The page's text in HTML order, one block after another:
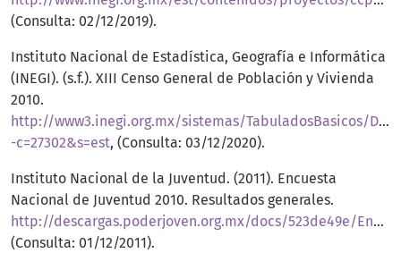
(Consulta: 02/12/2019).
Instituto Nacional de Estadística, Geografía e Informática
(INEGI). (s.f.). XIII Censo General de Población y Vivienda
2010.
http://www3.inegi.org.mx/sistemas/TabuladosBasicos/
-c=27302&s=est, (Consulta: 03/12/2020).
Instituto Nacional de la Juventud. (2011). Encuesta
Nacional de Juventud 2010. Resultados generales.
http://descargas.poderjoven.org.mx/docs/523de49e/Encuesta%20Nacional%20de%20Juventud%202010%20%20Resultados%20Generales,%2018nov11.pdf
(Consulta: 01/12/2011).